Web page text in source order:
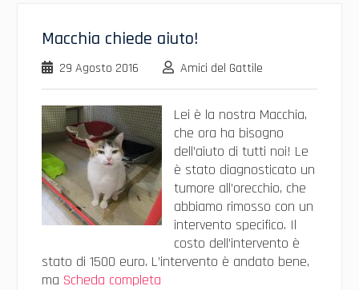
Macchia chiede aiuto!
29 Agosto 2016 Amici del Gattile
Lei è la nostra Macchia,
che ora ha bisogno
dell’aiuto di tutti noi! Le
è stato diagnosticato un
tumore all’orecchio, che
abbiamo rimosso con un
intervento specifico. Il
costo dell’intervento è
stato di 1500 euro. L’intervento è andato bene,
ma Scheda completa